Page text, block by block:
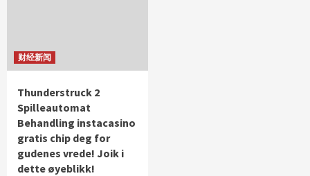
财经新闻
Thunderstruck 2
Spilleautomat
Behandling instacasino
gratis chip deg for
gudenes vrede! Joik i
dette øyeblikk!